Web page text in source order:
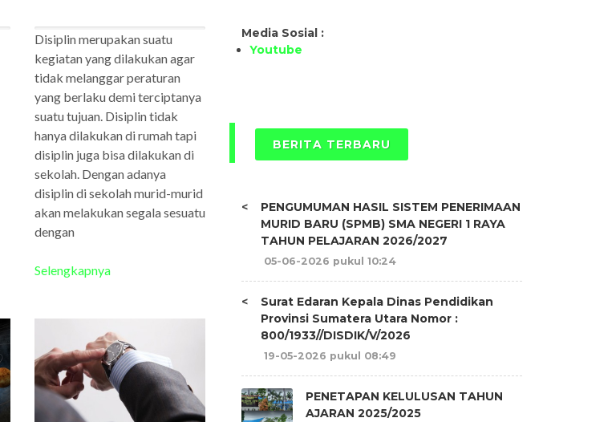
Disiplin merupakan suatu
kegiatan yang dilakukan agar
tidak melanggar peraturan
yang berlaku demi terciptanya
suatu tujuan. Disiplin tidak
hanya dilakukan di rumah tapi
disiplin juga bisa dilakukan di
sekolah. Dengan adanya
disiplin di sekolah murid-murid
akan melakukan segala sesuatu
dengan
Selengkapnya
Media Sosial :
Youtube
BERITA TERBARU
<
PENGUMUMAN HASIL SISTEM PENERIMAAN
MURID BARU (SPMB) SMA NEGERI 1 RAYA
TAHUN PELAJARAN 2026/2027
05-06-2026 pukul 10:24
<
Surat Edaran Kepala Dinas Pendidikan
Provinsi Sumatera Utara Nomor :
800/1933//DISDIK/V/2026
19-05-2026 pukul 08:49
PENETAPAN KELULUSAN TAHUN
AJARAN 2025/2025